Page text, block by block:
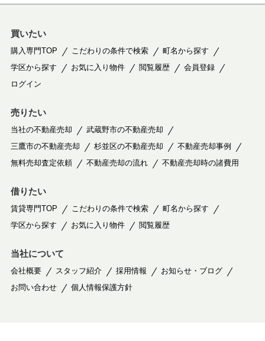
買いたい
購入専門TOP こだわりの条件で検索
町名から探す
学区から探す
お気に入り物件 閲覧履歴
会員登録
ログイン
売りたい
当社の不動産売却
武蔵野市の不動産売却
三鷹市の不動産売却
杉並区の不動産売却
不動産売却事例
無料売却査定依頼
不動産売却の流れ 不動産売却時の諸費用
借りたい
賃貸専門TOP こだわりの条件で検索
町名から探す
学区から探す
お気に入り物件 閲覧履歴
当社について
会社概要 スタッフ紹介 採用情報
お知らせ・ブログ
お問い合わせ
個人情報保護方針